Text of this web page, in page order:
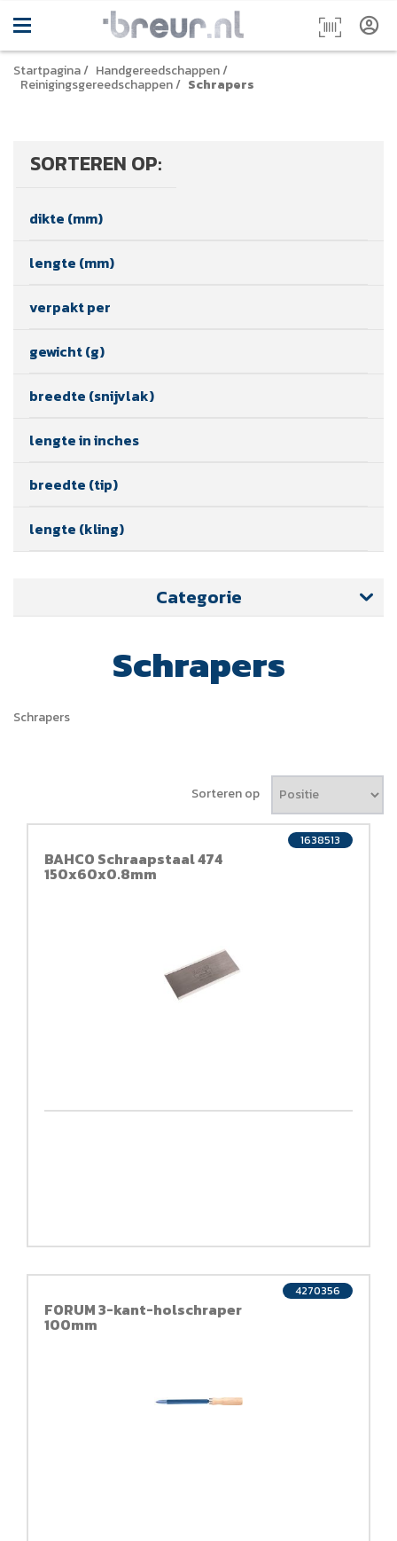
Startpagina/ Handgereedschappen/
Reinigingsgereedschappen/ Schrapers
SORTEREN OP:
dikte (mm)
lengte (mm)
verpakt per
gewicht (g)
breedte (snijvlak)
lengte in inches
breedte (tip)
lengte (kling)
Categorie
Schrapers
Schrapers
Sorteren op
BAHCO Schraapstaal 474
150x60x0.8mm
1638513
FORUM 3-kant-holschraper
100mm
4270356